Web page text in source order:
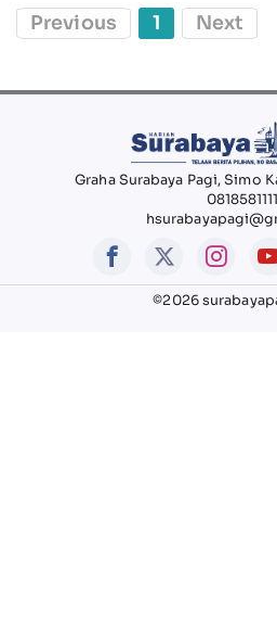
Previous 1 Next
Graha Surabaya Pagi, Simo
0818581111
©2026